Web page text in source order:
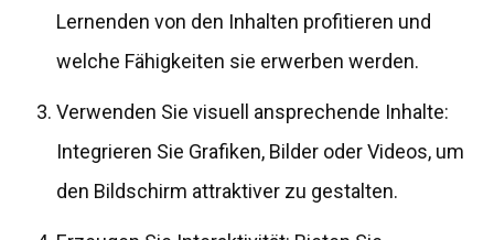
Lernenden von den Inhalten profitieren und
welche Fähigkeiten sie erwerben werden.
Verwenden Sie visuell ansprechende Inhalte:
Integrieren Sie Grafiken, Bilder oder Videos, um
den Bildschirm attraktiver zu gestalten.